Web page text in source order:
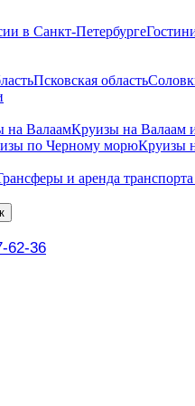
в Санкт-Петербурге
Псковская область
на ВалаамКруизы на Валаам
по Черному морюКруизы
и аренда транспорта
62-36